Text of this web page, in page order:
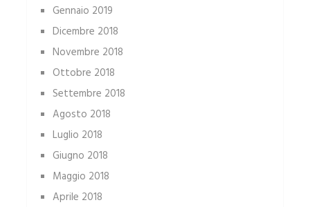
Gennaio 2019
Dicembre 2018
Novembre 2018
Ottobre 2018
Settembre 2018
Agosto 2018
Luglio 2018
Giugno 2018
Maggio 2018
Aprile 2018